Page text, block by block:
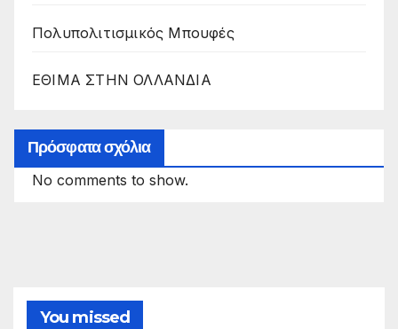
Πολυπολιτισμικός Μπουφές
ΕΘΙΜΑ ΣΤΗΝ ΟΛΛΑΝΔΙΑ
Πρόσφατα σχόλια
No comments to show.
You missed